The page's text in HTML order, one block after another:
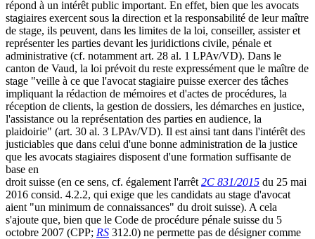
répond à un intérêt public important. En effet, bien que les avocats
stagiaires exercent sous la direction et la responsabilité de leur maître
de stage, ils peuvent, dans les limites de la loi, conseiller, assister et
représenter les parties devant les juridictions civile, pénale et
administrative (cf. notamment art. 28 al. 1 LPAv/VD). Dans le
canton de Vaud, la loi prévoit du reste expressément que le maître de
stage "veille à ce que l'avocat stagiaire puisse exercer des tâches
impliquant la rédaction de mémoires et d'actes de procédures, la
réception de clients, la gestion de dossiers, les démarches en justice,
l'assistance ou la représentation des parties en audience, la
plaidoirie" (art. 30 al. 3 LPAv/VD). Il est ainsi tant dans l'intérêt des
justiciables que dans celui d'une bonne administration de la justice
que les avocats stagiaires disposent d'une formation suffisante de
base en
droit suisse (en ce sens, cf. également l'arrêt 2C 831/2015 du 25 mai
2016 consid. 4.2.2, qui exige que les candidats au stage d'avocat
aient "un minimum de connaissances" du droit suisse). A cela
s'ajoute que, bien que le Code de procédure pénale suisse du 5
octobre 2007 (CPP; RS 312.0) ne permette pas de désigner comme